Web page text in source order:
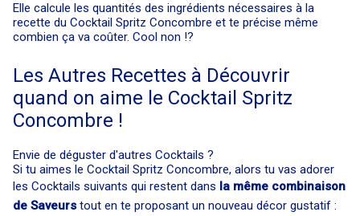
Elle calcule les quantités des ingrédients nécessaires à la
recette du Cocktail Spritz Concombre et te précise même
combien ça va coûter. Cool non !?
Les Autres Recettes à Découvrir
quand on aime le Cocktail Spritz
Concombre !
Envie de déguster d'autres Cocktails ?
Si tu aimes le Cocktail Spritz Concombre, alors tu vas adorer
les Cocktails suivants qui restent dans la même combinaison
de Saveurs tout en te proposant un nouveau décor gustatif :